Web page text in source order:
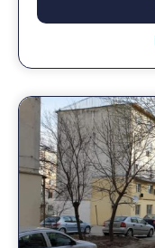
...